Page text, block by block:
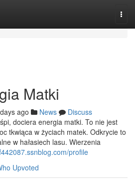
Matki
ago News
Discuss
dociera energia matki. To nie jest
tkwiąca w życiach matek. Odkrycie to
w hałasiech lasu. Wierzenia
profile
Upvoted